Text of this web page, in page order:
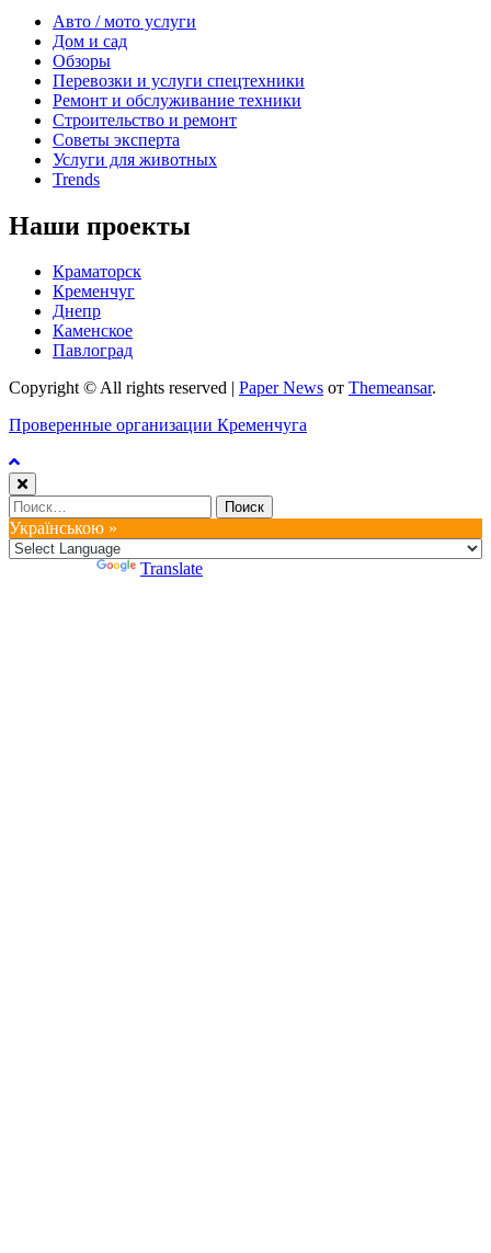
Авто / мото услуги
Дом и сад
Обзоры
Перевозки и услуги спецтехники
Ремонт и обслуживание техники
Строительство и ремонт
Советы эксперта
Услуги для животных
Trends
Наши проекты
Краматорск
Кременчуг
Днепр
Каменское
Павлоград
Copyright © All rights reserved
Paper News от Themeansar.
Проверенные организации Кременчуга
Найти:
Українською »
Translate